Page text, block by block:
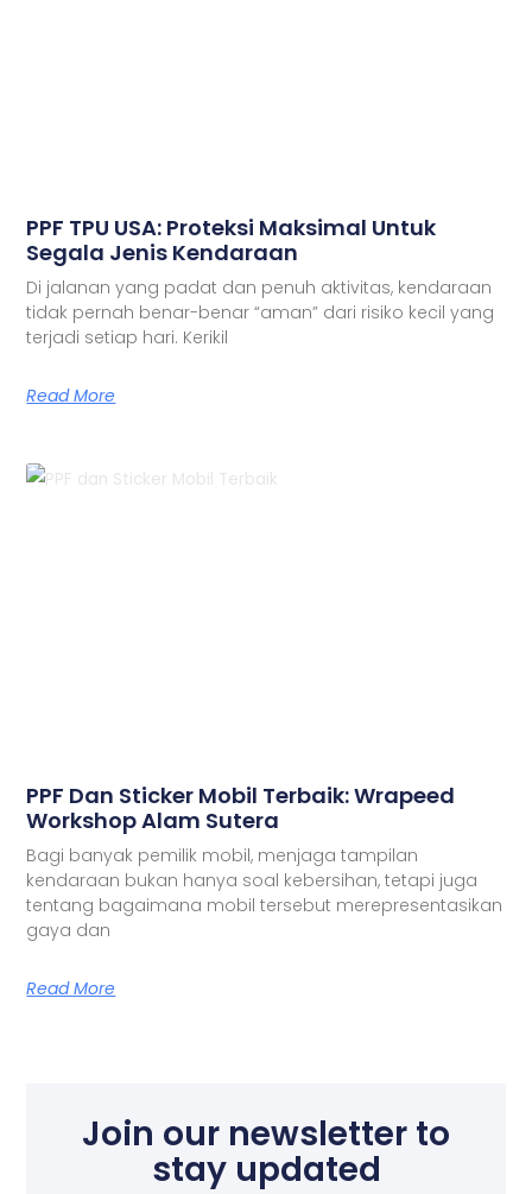
PPF TPU USA: Proteksi Maksimal Untuk
Segala Jenis Kendaraan
Di jalanan yang padat dan penuh aktivitas, kendaraan
tidak pernah benar-benar “aman” dari risiko kecil yang
terjadi setiap hari. Kerikil
Read More
PPF Dan Sticker Mobil Terbaik: Wrapeed
Workshop Alam Sutera
Bagi banyak pemilik mobil, menjaga tampilan
kendaraan bukan hanya soal kebersihan, tetapi juga
tentang bagaimana mobil tersebut merepresentasikan
gaya dan
Read More
Join our newsletter to
stay updated